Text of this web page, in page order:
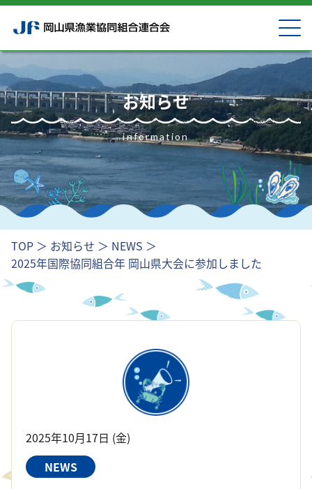
お知らせ
information
TOP ＞ お知らせ ＞ NEWS ＞
2025年国際協同組合年 岡山県大会に参加しました
2025年10月17日 (金)
NEWS